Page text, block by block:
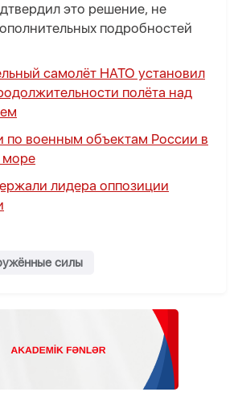
это решение, не
подробностей
самолёт НАТО установил
полёта над
по военным объектам России в
море
лидера оппозиции
силы